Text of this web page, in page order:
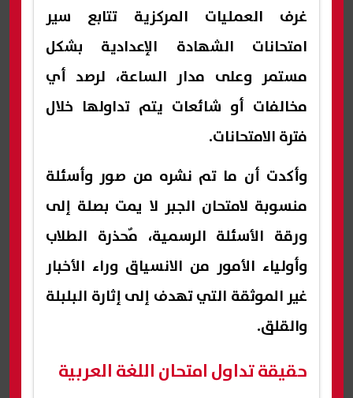
غرف العمليات المركزية تتابع سير
امتحانات الشهادة الإعدادية بشكل
مستمر وعلى مدار الساعة، لرصد أي
مخالفات أو شائعات يتم تداولها خلال
فترة الامتحانات.
وأكدت أن ما تم نشره من صور وأسئلة
منسوبة لامتحان الجبر لا يمت بصلة إلى
ورقة الأسئلة الرسمية، مٌحذرة الطلاب
وأولياء الأمور من الانسياق وراء الأخبار
غير الموثقة التي تهدف إلى إثارة البلبلة
والقلق.
حقيقة تداول امتحان اللغة العربية